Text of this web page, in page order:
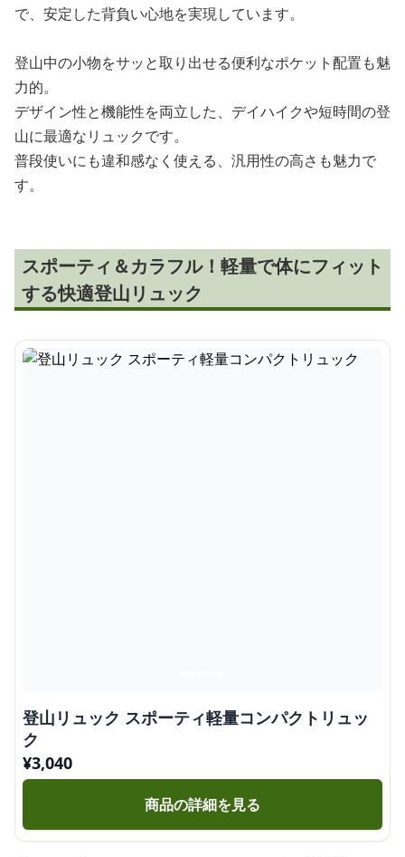
で、安定した背負い心地を実現しています。
登山中の小物をサッと取り出せる便利なポケット配置も魅
力的。
デザイン性と機能性を両立した、デイハイクや短時間の登
山に最適なリュックです。
普段使いにも違和感なく使える、汎用性の高さも魅力で
す。
スポーティ＆カラフル！軽量で体にフィット
する快適登山リュック
登山リュック スポーティ軽量コンパクトリュッ
ク
¥3,040
商品の詳細を見る